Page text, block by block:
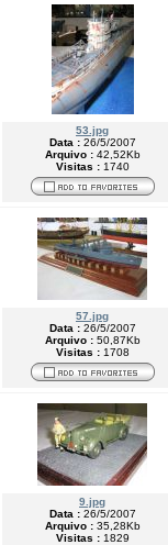
53.jpg
Data : 26/5/2007
Arquivo : 42,52Kb
Visitas : 1740
57.jpg
Data : 26/5/2007
Arquivo : 50,87Kb
Visitas : 1708
9.jpg
Data : 26/5/2007
Arquivo : 35,28Kb
Visitas : 1829